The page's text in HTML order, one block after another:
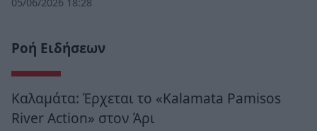
Ροή Ειδήσεων
Καλαμάτα: Έρχεται το «Kalamata Pamisos
River Action» στον Άρι